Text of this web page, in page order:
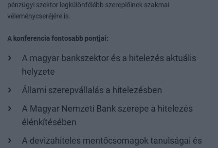
pénzügyi szektor legkülönfélébb szereplőinek szakmai
véleménycseréjére is.
A konferencia fontosabb pontjai:
A magyar bankszektor és a hitelezés aktuális
helyzete
Állami szerepvállalás a hitelezésben
A Magyar Nemzeti Bank szerepe a hitelezés
élénkítésében
A devizahiteles mentőcsomagok tanulságai és